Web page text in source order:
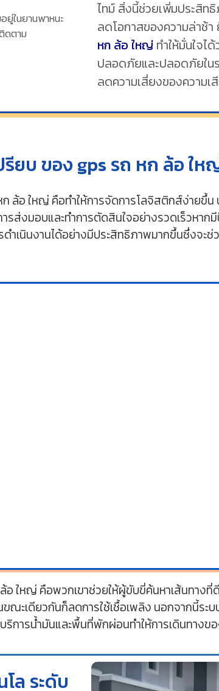
ยู่ในยานพาหนะ
ดตาม
ไทม์ สิ่งนี้ช่วยเพิ่มประสิท
ลดโอกาสของความล่าช้า
หก ล้อ ใหญ่ ทำให้มั่นใจไ
ปลอดภัยและปลอดภัยใน
ลดความเสี่ยงของความ
รียบ ของ gps รถ หก ล้อ ให
ล้อ ใหญ่ คือทำให้การจัดการโลจิสติกส์ง่ายขึ้น
ส่งมอบและทำการตัดสินใจอย่างรวดเร็วหาก
ำเนินงานได้อย่างมีประสิทธิภาพมากขึ้นซึ่งจะ
อ ใหญ่ คือพวกเขาช่วยให้ผู้ขับขี่ค้นหาเส้นทาง
ณะเดียวกันก็ลดการใช้เชื้อเพลิง นอกจากนี้ระ
ริการน้ำมันและพื้นที่พักผ่อนทำให้การเดินทาง
ล ระดับ